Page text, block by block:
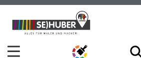
Zum
Inhalt
Zum
Navigationsmenü